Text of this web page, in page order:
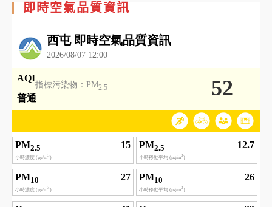
即時空氣品質資訊